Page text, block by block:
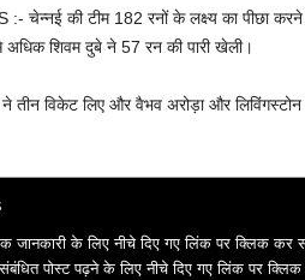
चेन्नई की टीम 182 रनों के लक्ष्य का पीछा
शिवम दुबे ने 57 रन की पारी खेली।
तीन विकेट लिए और वैभव अरोड़ा और
जानकारी के लिए नीचे दिए गए लिंक पर क्लिक कर
पोस्ट पढ़ने के लिए नीचे दिए गए लिंक पर